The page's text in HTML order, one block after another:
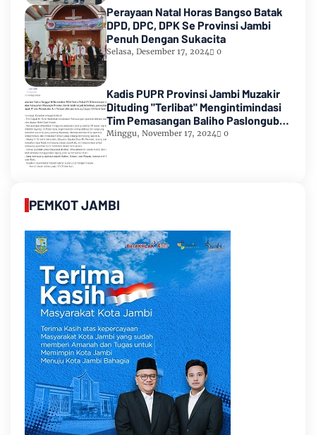
Perayaan Natal Horas Bangso Batak
DPD, DPC, DPK Se Provinsi Jambi
Penuh Dengan Sukacita
Selasa, Desember 17, 2024 0
Kadis PUPR Provinsi Jambi Muzakir
Dituding "Terlibat" Mengintimindasi
Tim Pemasangan Baliho Paslongub
Romi-Sudirman
Minggu, November 17, 2024 0
PEMKOT JAMBI